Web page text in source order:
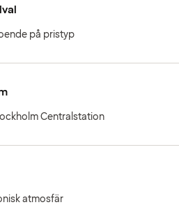
på pristyp
Centralstation
atmosfär